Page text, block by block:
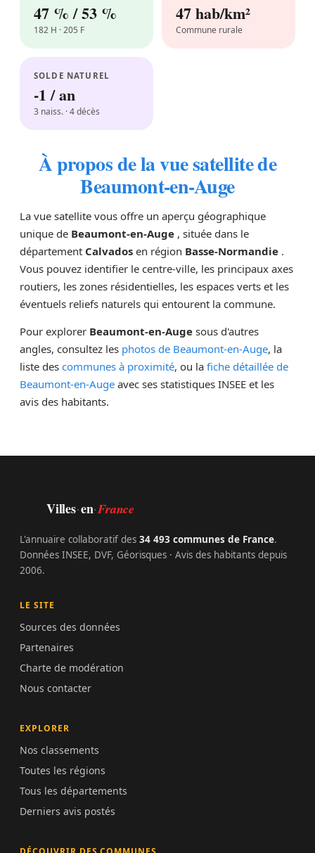
47 % / 53 %
182 H · 205 F
47 hab/km²
Commune rurale
SOLDE NATUREL
-1 / an
3 naiss. · 4 décès
À propos de la vue satellite de
Beaumont-en-Auge
La vue satellite vous offre un aperçu géographique
unique de Beaumont-en-Auge , située dans le
département Calvados en région Basse-Normandie .
Vous pouvez identifier le centre-ville, les principaux axes
routiers, les zones résidentielles, les espaces verts et les
éventuels reliefs naturels qui entourent la commune.
Pour explorer Beaumont-en-Auge sous d'autres
angles, consultez les photos de Beaumont-en-Auge, la
liste des communes à proximité, ou la fiche détaillée de
Beaumont-en-Auge avec ses statistiques INSEE et les
avis des habitants.
Villes·en·France
L'annuaire collaboratif des 34 493 communes de France.
Données INSEE, DVF, Géorisques · Avis des habitants depuis
2006.
LE SITE
Sources des données
Partenaires
Charte de modération
Nous contacter
EXPLORER
Nos classements
Toutes les régions
Tous les départements
Derniers avis postés